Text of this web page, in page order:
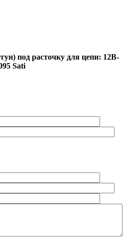
под расточку для цепи: 12B-
Sati